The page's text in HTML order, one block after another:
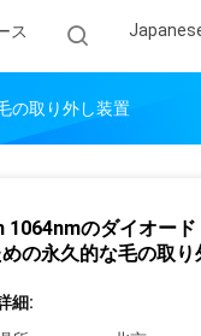
ス
の取り外し装置
1064nmのダイオー
の永久的な毛の取り
細: